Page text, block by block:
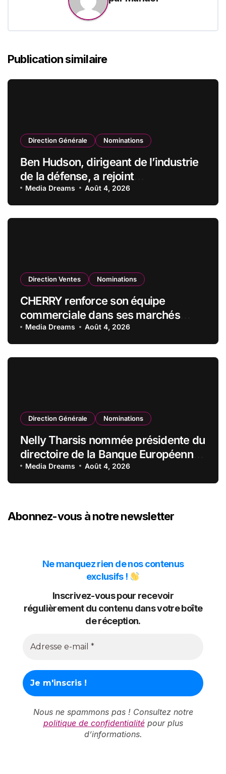
Publication similaire
Direction Générale Nominations
Ben Hudson, dirigeant de l’industrie
de la défense, a rejoint
CZECHOSLOVAK GROUP (CSG) en
qualité de vice-président du conseil
d’administration
Media Dreams Août 4, 2026
Direction Ventes Nominations
CHERRY renforce son équipe
commerciale dans ses marchés
stratégiques
Media Dreams Août 4, 2026
Direction Générale Nominations
Nelly Tharsis nommée présidente du
directoire de la Banque Européenne
du Crédit Mutuel
Media Dreams Août 4, 2026
Abonnez-vous à notre newsletter
Ne manquez rien de nos contenus
exclusifs !
Inscrivez-vous pour recevoir
régulièrement du contenu dans votre boîte
de réception.
Nous ne spammons pas ! Consultez notre
politique de confidentialitépour plus
d’informations.